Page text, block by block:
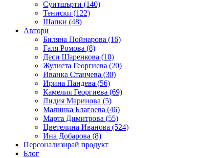
Суитшърти (140)
Тениски (122)
Шапки (48)
Автори
Биляна Пойнарова (16)
Галя Ромова (8)
Деси Шаренкова (10)
Жулиета Георгиева (20)
Иванка Станчева (30)
Ирина Пандева (56)
Камелия Георгиева (69)
Лидия Маринова (5)
Малинка Благоева (46)
Марта Димитрова (55)
Цветелина Иванова (524)
Ина Добарова (8)
Персонализирай продукт
Блог